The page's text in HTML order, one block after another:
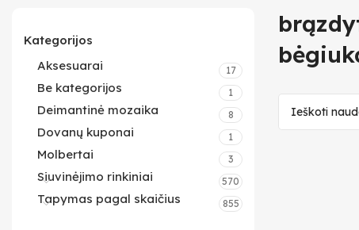
Kategorijos
Aksesuarai
17
Be kategorijos 1
Deimantinė mozaika 8
Dovanų kuponai 1
Molbertai 3
Siuvinėjimo rinkiniai 570
Tapymas pagal skaičius 855